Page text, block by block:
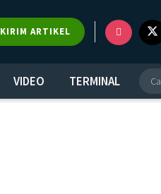
KIRIM ARTIKEL
VIDEO TERMINAL